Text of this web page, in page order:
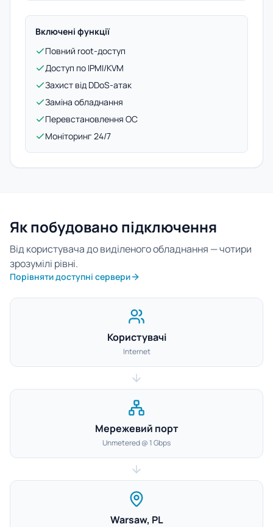
Включені функції
Повний root-доступ
Доступ по IPMI/KVM
Захист від DDoS-атак
Заміна обладнання
Перевстановлення ОС
Моніторинг 24/7
Як побудовано підключення
Від користувача до виділеного обладнання — чотири
зрозумілі рівні.
Порівняти доступні сервери
Користувачі
Internet
Мережевий порт
Unmetered @ 1 Gbps
Warsaw, PL